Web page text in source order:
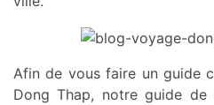
Afin de vous faire un guide
Dong Thap, notre guide